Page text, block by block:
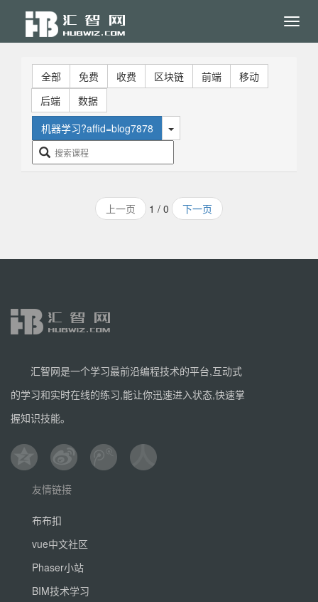
全部 免费 收费 区块链 前端
移动
后端
数据
机器学习?affid=blog7878
上一页 1 / 0 下一页
汇智网是一个学习最前沿编程技术的平台,互动式
的学习和实时在线的练习,能让你迅速进入状态,快速掌
握知识技能。
友情链接
布布扣
vue中文社区
Phaser小站
BIM技术学习